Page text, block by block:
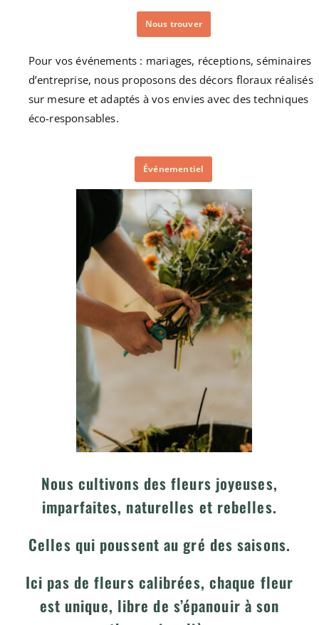
Nous trouver
Pour vos événements : mariages, réceptions, séminaires
d’entreprise, nous proposons des décors floraux réalisés
sur mesure et adaptés à vos envies avec des techniques
éco-responsables.
Événementiel
Nous cultivons des fleurs joyeuses,
imparfaites, naturelles et rebelles.
Celles qui poussent au gré des saisons.
Ici pas de fleurs calibrées, chaque fleur
est unique, libre de s’épanouir à son